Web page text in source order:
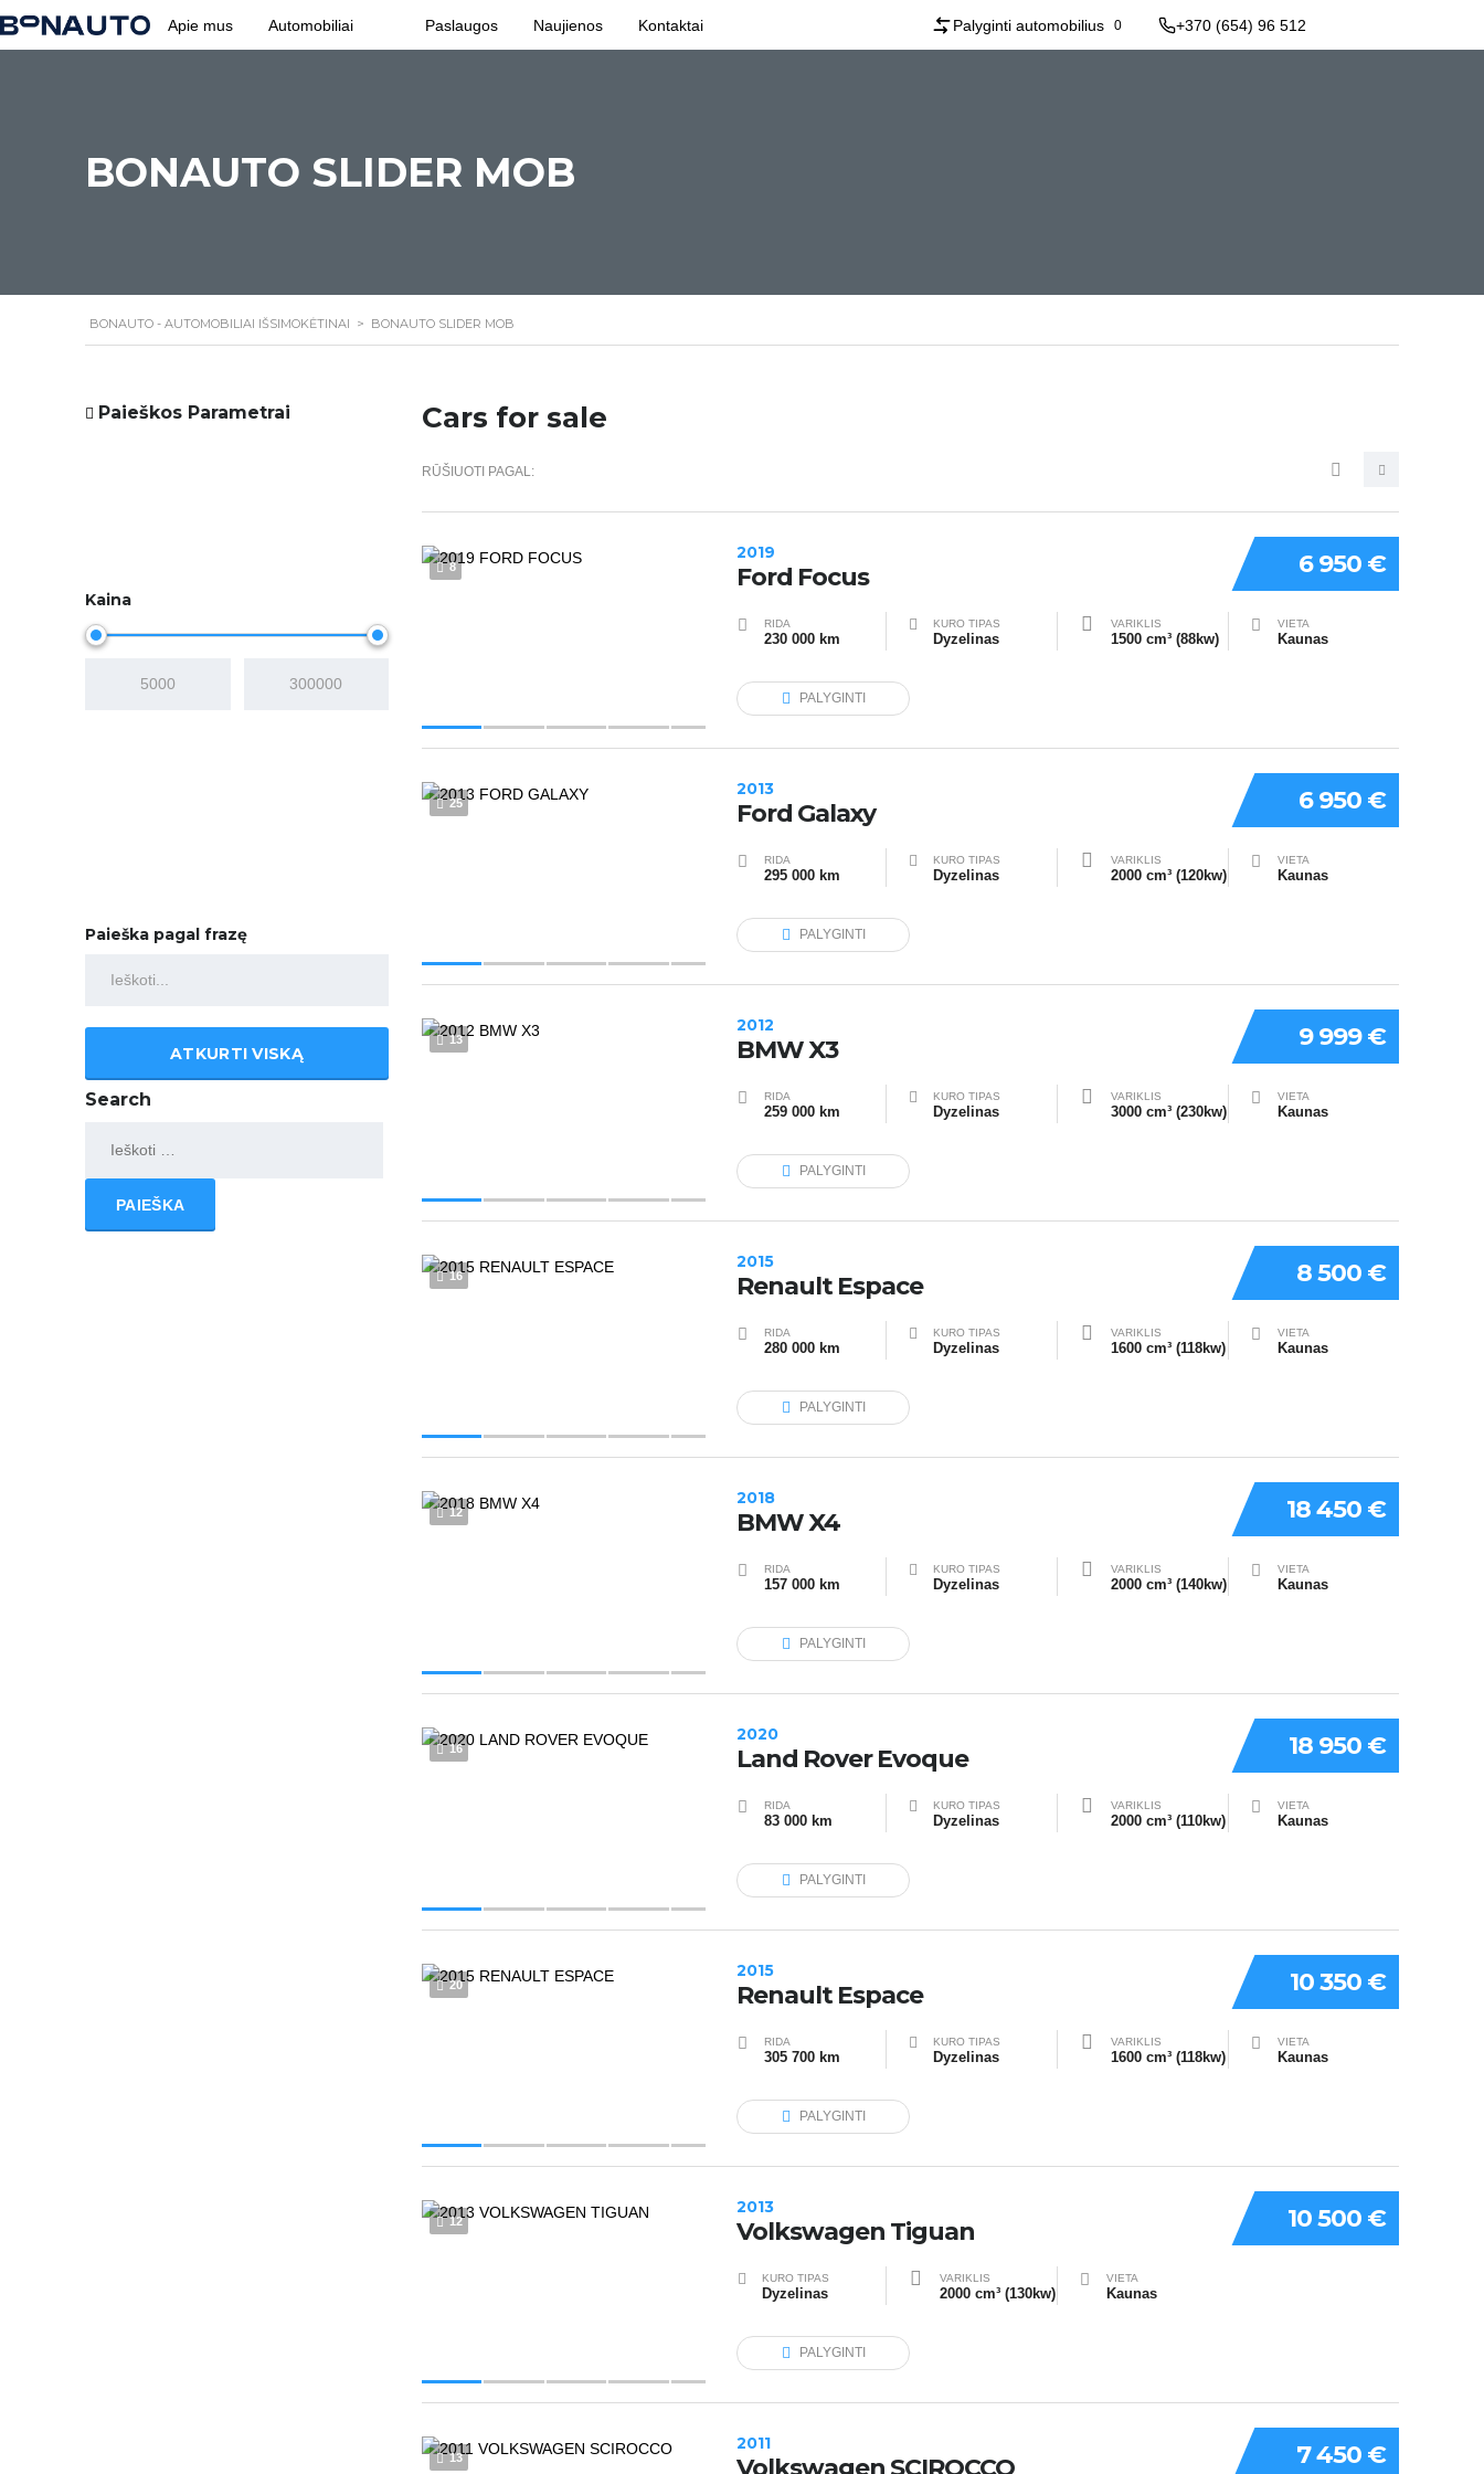
Apie mus Automobiliai Paslaugos Naujienos Kontaktai Palyginti automobilius 0 +370 (654) 96 512
BONAUTO SLIDER MOB
BONAUTO - AUTOMOBILIAI IŠSIMOKĖTINAI > BONAUTO SLIDER MOB
Paieškos Parametrai
Kaina
Paieška pagal frazę
ATKURTI VISKĄ
Search
Cars for sale
RŪŠIUOTI PAGAL:
8 6 950 €
2019
Ford Focus
RIDA
230 000 km
KURO TIPAS
Dyzelinas
VARIKLIS
1500 cm³ (88kw)
VIETA
Kaunas
PALYGINTI
25 6 950 €
2013
Ford Galaxy
RIDA
295 000 km
KURO TIPAS
Dyzelinas
VARIKLIS
2000 cm³ (120kw)
VIETA
Kaunas
PALYGINTI
13 9 999 €
2012
BMW X3
RIDA
259 000 km
KURO TIPAS
Dyzelinas
VARIKLIS
3000 cm³ (230kw)
VIETA
Kaunas
PALYGINTI
16 8 500 €
2015
Renault Espace
RIDA
280 000 km
KURO TIPAS
Dyzelinas
VARIKLIS
1600 cm³ (118kw)
VIETA
Kaunas
PALYGINTI
12 18 450 €
2018
BMW X4
RIDA
157 000 km
KURO TIPAS
Dyzelinas
VARIKLIS
2000 cm³ (140kw)
VIETA
Kaunas
PALYGINTI
16 18 950 €
2020
Land Rover Evoque
RIDA
83 000 km
KURO TIPAS
Dyzelinas
VARIKLIS
2000 cm³ (110kw)
VIETA
Kaunas
PALYGINTI
20 10 350 €
2015
Renault Espace
RIDA
305 700 km
KURO TIPAS
Dyzelinas
VARIKLIS
1600 cm³ (118kw)
VIETA
Kaunas
PALYGINTI
12 10 500 €
2013
Volkswagen Tiguan
KURO TIPAS
Dyzelinas
VARIKLIS
2000 cm³ (130kw)
VIETA
Kaunas
PALYGINTI
13 7 450 €
2011
Volkswagen SCIROCCO